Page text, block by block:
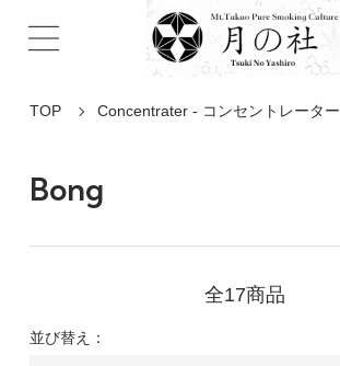
TOP Concentrater - コンセントレーター
Bong
全17商品
並び替え：